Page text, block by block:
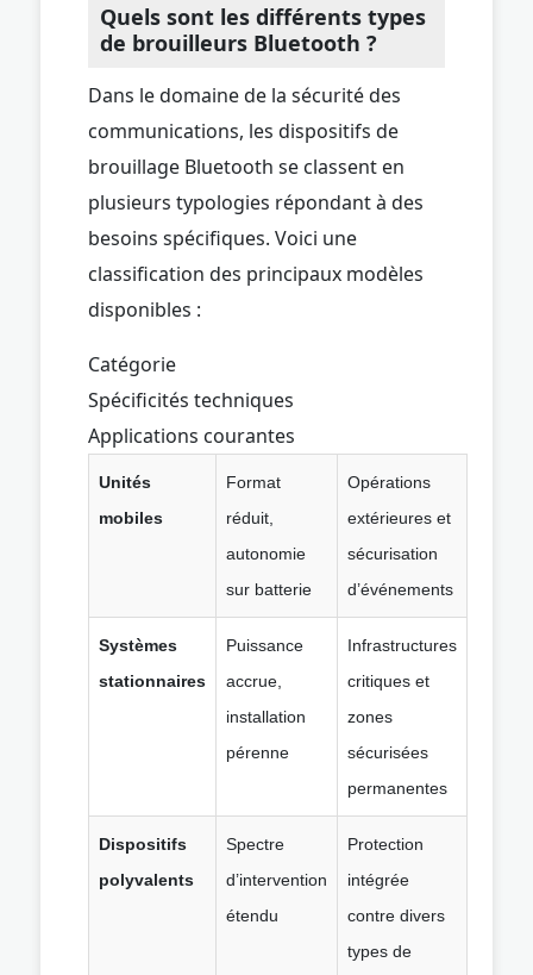
Quels sont les différents types
de brouilleurs Bluetooth ?
Dans le domaine de la sécurité des
communications, les dispositifs de
brouillage Bluetooth se classent en
plusieurs typologies répondant à des
besoins spécifiques. Voici une
classification des principaux modèles
disponibles :
Catégorie
Spécificités techniques
Applications courantes
Unités
mobiles
Format
réduit,
autonomie
sur batterie
Opérations
extérieures et
sécurisation
d’événements
Systèmes
stationnaires
Puissance
accrue,
installation
pérenne
Infrastructures
critiques et
zones
sécurisées
permanentes
Dispositifs
polyvalents
Spectre
d’intervention
étendu
Protection
intégrée
contre divers
types de